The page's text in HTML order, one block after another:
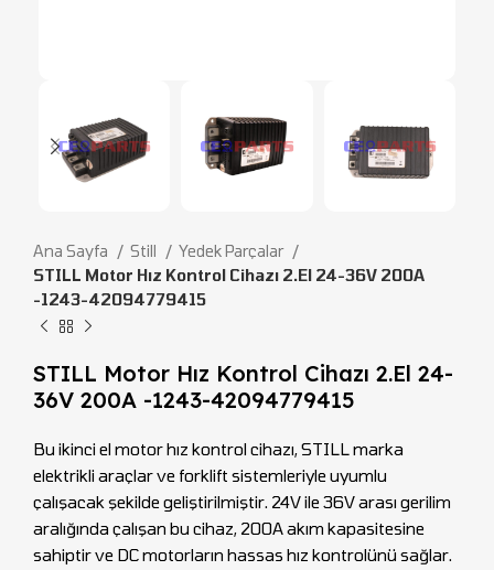
Ana Sayfa Still
Yedek Parçalar
STILL Motor Hız Kontrol Cihazı 2.El 24-36V 200A
-1243-42094779415
STILL Motor Hız Kontrol Cihazı 2.El 24-
36V 200A -1243-42094779415
Bu ikinci el motor hız kontrol cihazı, STILL marka
elektrikli araçlar ve forklift sistemleriyle uyumlu
çalışacak şekilde geliştirilmiştir. 24V ile 36V arası gerilim
aralığında çalışan bu cihaz, 200A akım kapasitesine
sahiptir ve DC motorların hassas hız kontrolünü sağlar.